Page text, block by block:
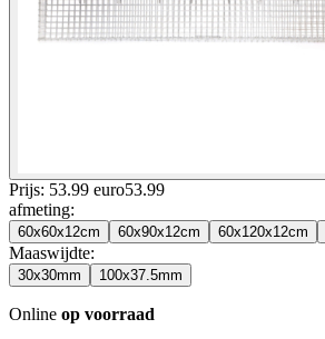
Prijs: 53.99 euro53.99
afmeting:
60x60x12cm 60x90x12cm 60x120x12cm
Maaswijdte:
30x30mm 100x37.5mm
Online op voorraad